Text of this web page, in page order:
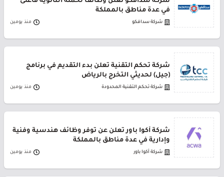
في عدة مناطق بالمملكة
شركة سدافكو منذ يومين
شركة تحكم التقنية تعلن بدء التقديم في برنامج
(جيل) لحديثي التخرج بالرياض
شركة تحكم التقنية المحدودة منذ يومين
شركة أكوا باور تعلن عن توفر وظائف هندسية وفنية
وإدارية في عدة مناطق بالمملكة
شركة أكوا باور منذ يومين